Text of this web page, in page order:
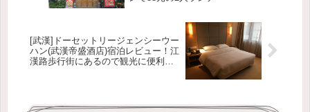
[武漢]ドーセットリージェンシーウー
ハン(武漢帝盛酒店)宿泊レビュー！江
漢路歩行街にあるので観光に便利！